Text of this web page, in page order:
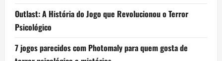
Outlast: A História do Jogo que Revolucionou o Terror
Psicológico
7 jogos parecidos com Photomaly para quem gosta de